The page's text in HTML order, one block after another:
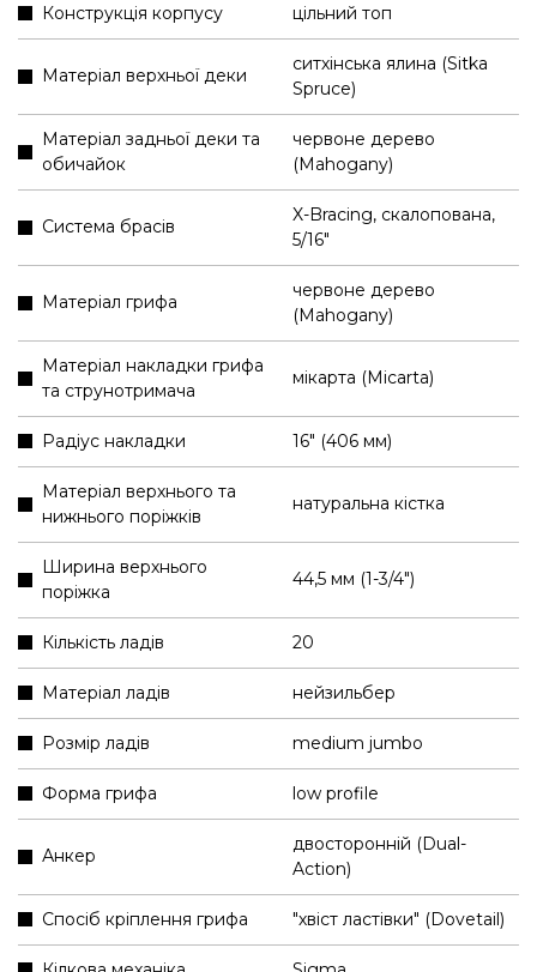
Конструкція корпусу цільний топ
Матеріал верхньої деки
ситхінська ялина (Sitka
Spruce)
Матеріал задньої деки та
обичайок
червоне дерево
(Mahogany)
Система брасів
X-Bracing, скалопована,
5/16"
Матеріал грифа
червоне дерево
(Mahogany)
Матеріал накладки грифа
та струнотримача
мікарта (Micarta)
Радіус накладки 16" (406 мм)
Матеріал верхнього та
нижнього поріжків
натуральна кістка
Ширина верхнього
поріжка
44,5 мм (1-3/4″)
Кількість ладів 20
Матеріал ладів нейзильбер
Розмір ладів medium jumbo
Форма грифа low profile
Анкер
двосторонній (Dual-
Action)
Спосіб кріплення грифа "хвіст ластівки" (Dovetail)